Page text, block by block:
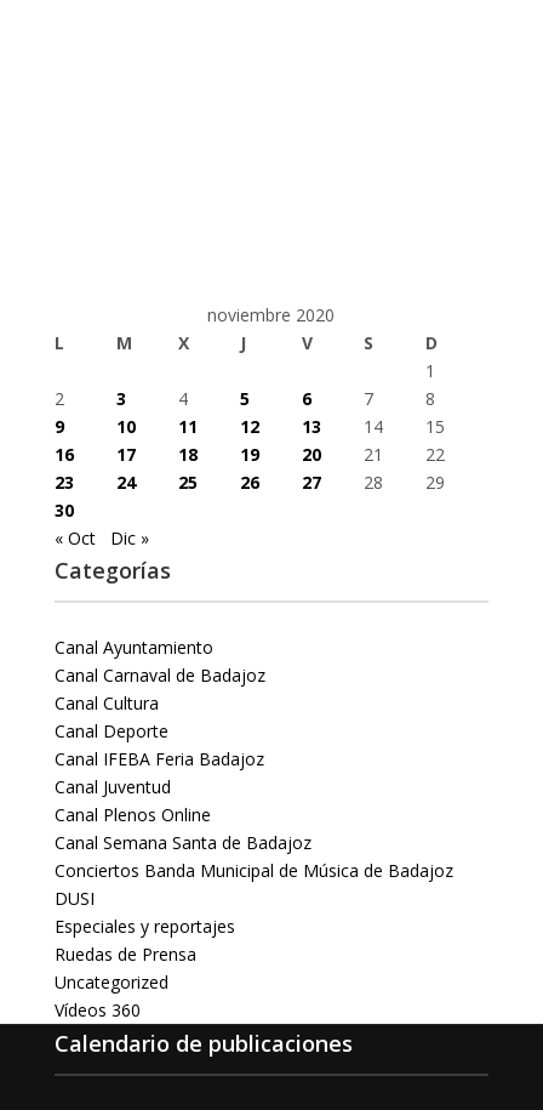
noviembre 2020
L
M X J V S
D
1
2
3 4 5 6 7
8
9
10 11 12 13 14
15
16
17 18 19 20 21
22
23
24 25 26 27 28
29
30
« Oct
Dic »
Categorías
Canal Ayuntamiento
Canal Carnaval de Badajoz
Canal Cultura
Canal Deporte
Canal IFEBA Feria Badajoz
Canal Juventud
Canal Plenos Online
Canal Semana Santa de Badajoz
Conciertos Banda Municipal de Música de Badajoz
DUSI
Especiales y reportajes
Ruedas de Prensa
Uncategorized
Vídeos 360
Calendario de publicaciones